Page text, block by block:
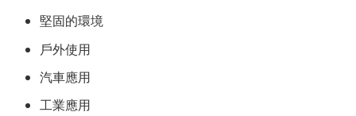
堅固的環境
戶外使用
汽車應用
工業應用